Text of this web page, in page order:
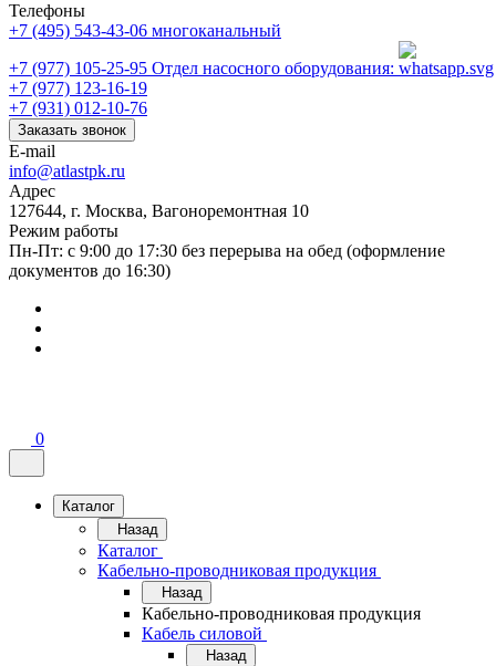
Телефоны
+7 (495) 543-43-06 многоканальный
+7 (977) 105-25-95 Отдел насосного оборудования:
+7 (977) 123-16-19
+7 (931) 012-10-76
Заказать звонок
E-mail
info@atlastpk.ru
Адрес
127644, г. Москва, Вагоноремонтная 10
Режим работы
Пн-Пт: с 9:00 до 17:30 без перерыва на обед (оформление
документов до 16:30)
0
Каталог
Назад
Каталог
Кабельно-проводниковая продукция
Назад
Кабельно-проводниковая продукция
Кабель силовой
Назад